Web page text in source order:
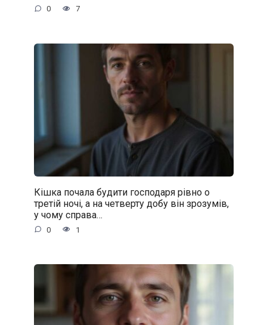
0 7
Кішка почала будити господаря рівно о
третій ночі, а на четверту добу він зрозумів,
у чому справа…
0 1